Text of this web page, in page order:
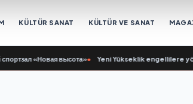
KÜLTÜR SANAT KÜLTÜR VE SANAT
«Новая высота»• Yeni Yükseklik engellilere yönelik